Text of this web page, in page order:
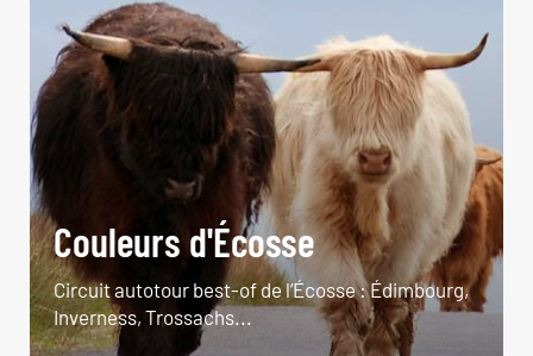
Couleurs d'Écosse
Circuit autotour best-of de l’Écosse : Édimbourg,
Inverness, Trossachs...